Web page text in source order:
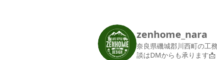
zenhome_nara
奈良県磯城郡川西町の工
談はDMからも承ります📩